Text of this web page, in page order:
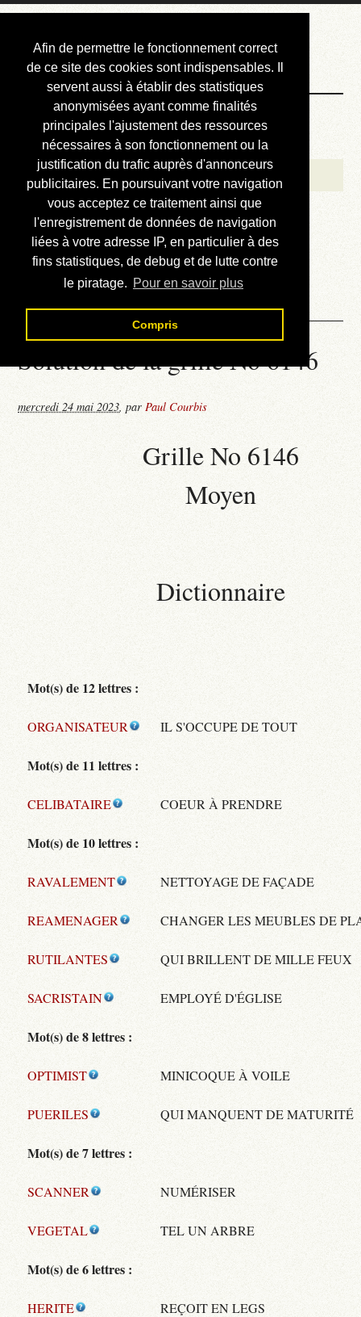
Afin de permettre le fonctionnement correct
de ce site des cookies sont indispensables. Il
servent aussi à établir des statistiques
anonymisées ayant comme finalités
principales l'ajustement des ressources
nécessaires à son fonctionnement ou la
justification du trafic auprès d'annonceurs
publicitaires. En poursuivant votre navigation
vous acceptez ce traitement ainsi que
l'enregistrement de données de navigation
liées à votre adresse IP, en particulier à des
fins statistiques, de debug et de lutte contre
le piratage. Pour en savoir plus
Compris
Courbis, « LE »
Blog Officiel
Bienvenue
Réalisations
Divers (et d’été)
Annonces
Liens externes
Téléchargement
Contact
Solution de la grille No 6146
mercredi 24 mai 2023,parPaul Courbis
Grille No 6146
Moyen
Dictionnaire
Mot(s) de 12 lettres :
ORGANISATEUR IL S'OCCUPE DE TOUT
Mot(s) de 11 lettres :
CELIBATAIRE COEUR À PRENDRE
Mot(s) de 10 lettres :
RAVALEMENT NETTOYAGE DE FAÇADE
REAMENAGER CHANGER LES MEUBLES DE
RUTILANTES QUI BRILLENT DE MILLE FEUX
SACRISTAIN EMPLOYÉ D'ÉGLISE
Mot(s) de 8 lettres :
OPTIMIST MINICOQUE À VOILE
PUERILES QUI MANQUENT DE MATURITÉ
Mot(s) de 7 lettres :
SCANNER NUMÉRISER
VEGETAL TEL UN ARBRE
Mot(s) de 6 lettres :
HERITE REÇOIT EN LEGS